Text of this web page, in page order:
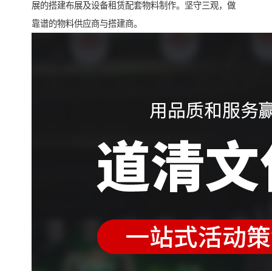
展的搭建布展及设备租赁配套物料制作。坚守三观，做
靠谱的物料供应商与搭建商。